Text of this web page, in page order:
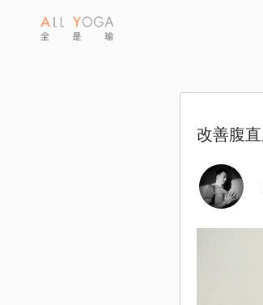
改善腹